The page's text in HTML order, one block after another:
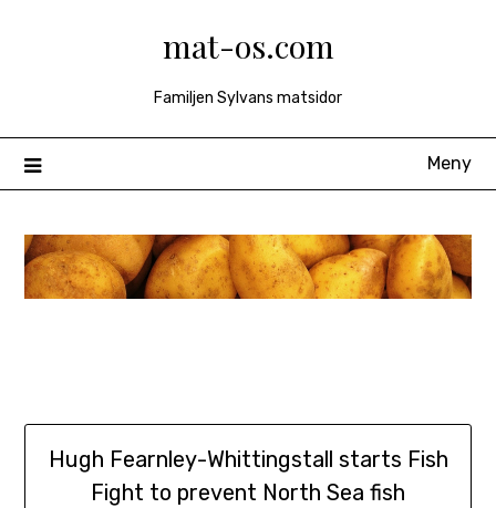
mat-os.com
Familjen Sylvans matsidor
Meny
Hugh Fearnley-Whittingstall starts Fish
Fight to prevent North Sea fish